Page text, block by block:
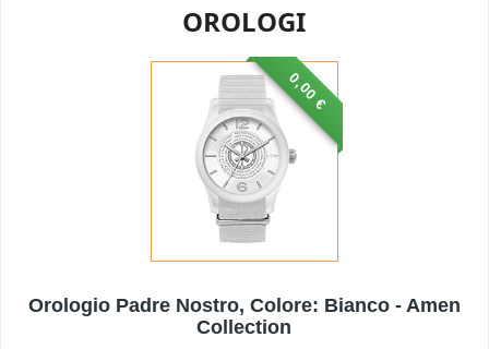
OROLOGI
0,00 €
Orologio Padre Nostro, Colore: Bianco - Amen
Collection